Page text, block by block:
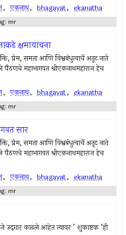
, एकनाथ, bhagavat, ekanatha
mr
क्षमायाचना
प्रेम, समता आणि विश्वबंधुत्वाचें अतूट नाते
महाभागवत श्रीएकनाथमहाराज हेच
, एकनाथ, bhagavat, ekanatha
mr
सार
प्रेम, समता आणि विश्वबंधुत्वाचें अतूट नाते
महाभागवत श्रीएकनाथमहाराज हेच
, एकनाथ, bhagavat, ekanatha
mr
जे उद्‍गार काढले आहेत त्यावर ’ शुकाष्टक ’ही